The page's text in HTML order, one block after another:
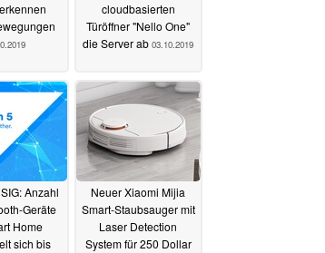
cloudbasierten
Türöffner "Nello One"
die Server ab 03.10.2019
Anzahl
Geräte
Home
sich bis
Neuer Xiaomi Mijia
Smart-Staubsauger mit
Laser Detection
System für 250 Dollar